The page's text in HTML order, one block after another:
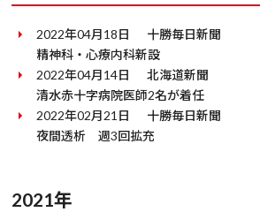
2022年04月18日
十勝毎日新聞
精神科・心療内科新設
2022年04月14日
北海道新聞
清水赤十字病院医師2名が着任
2022年02月21日
十勝毎日新聞
夜間透析 週3回拡充
2021年